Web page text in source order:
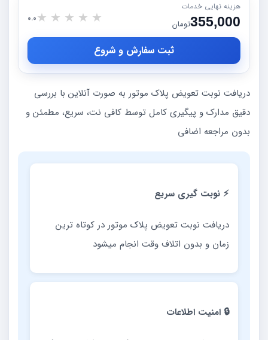
هزینه نهایی خدمات
355,000تومان ★
★
★
★
★
0.0
ثبت سفارش و شروع
دریافت نوبت تعویض پلاک موتور به صورت آنلاین با بررسی
دقیق مدارک و پیگیری کامل توسط کافی نت، سریع، مطمئن و
بدون مراجعه اضافی
⚡ نوبت گیری سریع
دریافت نوبت تعویض پلاک موتور در کوتاه ترین
زمان و بدون اتلاف وقت انجام میشود
🔒 امنیت اطلاعات